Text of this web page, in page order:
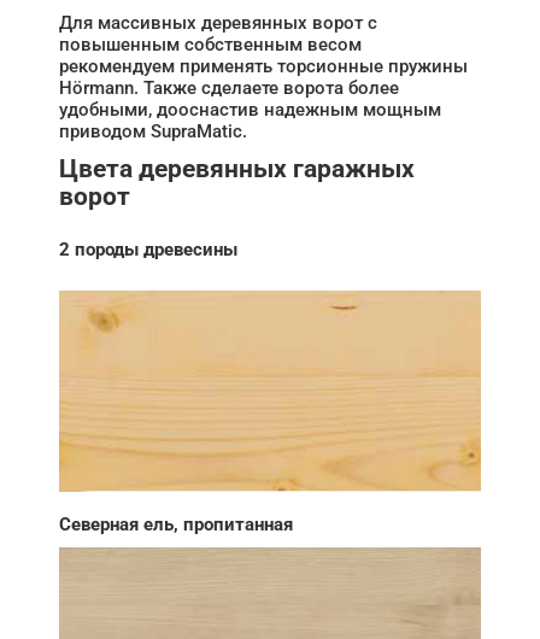
Для массивных деревянных ворот с
повышенным собственным весом
рекомендуем применять торсионные пружины
Hörmann. Также сделаете ворота более
удобными, дооснастив надежным мощным
приводом SupraMatic.
Цвета деревянных гаражных
ворот
2 породы древесины
Северная ель, пропитанная